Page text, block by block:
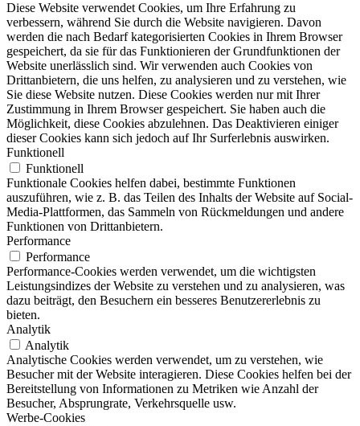
Diese Website verwendet Cookies, um Ihre Erfahrung zu
verbessern, während Sie durch die Website navigieren. Davon
werden die nach Bedarf kategorisierten Cookies in Ihrem Browser
gespeichert, da sie für das Funktionieren der Grundfunktionen der
Website unerlässlich sind. Wir verwenden auch Cookies von
Drittanbietern, die uns helfen, zu analysieren und zu verstehen, wie
Sie diese Website nutzen. Diese Cookies werden nur mit Ihrer
Zustimmung in Ihrem Browser gespeichert. Sie haben auch die
Möglichkeit, diese Cookies abzulehnen. Das Deaktivieren einiger
dieser Cookies kann sich jedoch auf Ihr Surferlebnis auswirken.
Funktionell
Funktionell
Funktionale Cookies helfen dabei, bestimmte Funktionen
auszuführen, wie z. B. das Teilen des Inhalts der Website auf Social-
Media-Plattformen, das Sammeln von Rückmeldungen und andere
Funktionen von Drittanbietern.
Performance
Performance
Performance-Cookies werden verwendet, um die wichtigsten
Leistungsindizes der Website zu verstehen und zu analysieren, was
dazu beiträgt, den Besuchern ein besseres Benutzererlebnis zu
bieten.
Analytik
Analytik
Analytische Cookies werden verwendet, um zu verstehen, wie
Besucher mit der Website interagieren. Diese Cookies helfen bei der
Bereitstellung von Informationen zu Metriken wie Anzahl der
Besucher, Absprungrate, Verkehrsquelle usw.
Werbe-Cookies